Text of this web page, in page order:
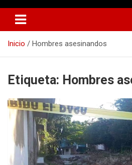
Réplica
Inicio Hombres asesinandos
Etiqueta: Hombres